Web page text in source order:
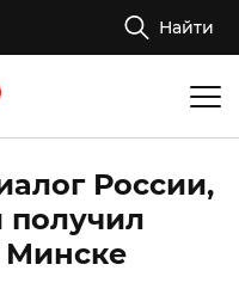
Найти
России,
получил
Минске